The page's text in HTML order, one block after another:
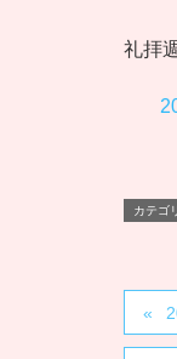
礼拝
カテゴ